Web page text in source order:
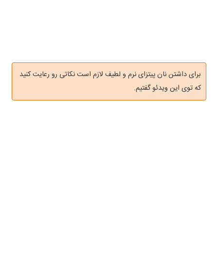
برای داشتن نان پیتزای نرم و لطیف لازم است نکاتی رو رعایت کنید
که توی این ویدئو گفتیم.